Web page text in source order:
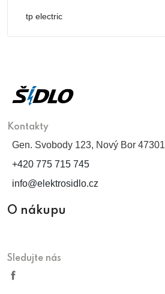
tp electric
Kontakty
Gen. Svobody 123, Nový Bor 47301
+420 775 715 745
info@elektrosidlo.cz
O nákupu
Sledujte nás